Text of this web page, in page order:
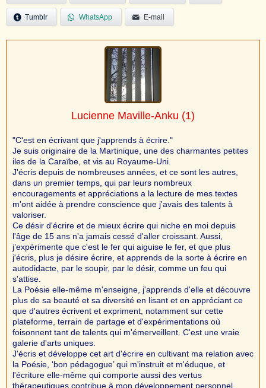
Tumblr WhatsApp E-mail
Lucienne Maville-Anku (1)
"C'est en écrivant que j'apprends à écrire."
Je suis originaire de la Martinique, une des charmantes petites
iles de la Caraïbe, et vis au Royaume-Uni.
J'écris depuis de nombreuses années, et ce sont les autres,
dans un premier temps, qui par leurs nombreux
encouragements et appréciations a la lecture de mes textes
m'ont aidée à prendre conscience que j'avais des talents à
valoriser.
Ce désir d'écrire et de mieux écrire qui niche en moi depuis
l'âge de 15 ans n'a jamais cessé d'aller croissant. Aussi,
j’expérimente que c'est le fer qui aiguise le fer, et que plus
j'écris, plus je désire écrire, et apprends de la sorte à écrire en
autodidacte, par le soupir, par le désir, comme un feu qui
s'attise.
La Poésie elle-même m'enseigne, j'apprends d'elle et découvre
plus de sa beauté et sa diversité en lisant et en appréciant ce
que d'autres écrivent et expriment, notamment sur cette
plateforme, terrain de partage et d'expérimentations où
foisonnent tant de talents qui m'émerveillent. C'est une vraie
galerie d'arts uniques.
J'écris et développe cet art d'écrire en cultivant ma relation avec
la Poésie, 'bon pédagogue’ qui m'instruit et m'éduque, et
l'écriture elle-même qui comporte aussi des vertus
thérapeutiques contribue à mon développement personnel.